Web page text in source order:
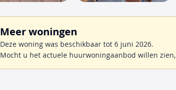
Meer woningen
Deze woning was beschikbaar tot 6 juni 2026.
Mocht u het actuele huurwoningaanbod willen zien,